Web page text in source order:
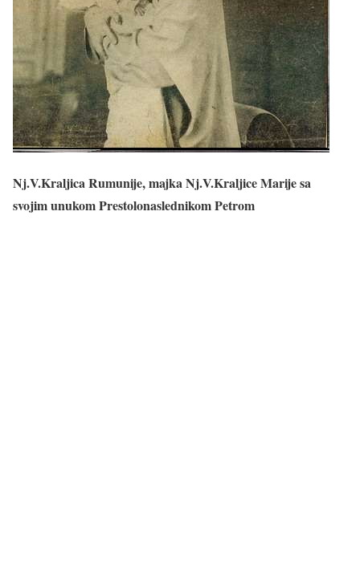
Nj.V.Kraljica Rumunije, majka Nj.V.Kraljice Marije sa
svojim unukom Prestolonaslednikom Petrom